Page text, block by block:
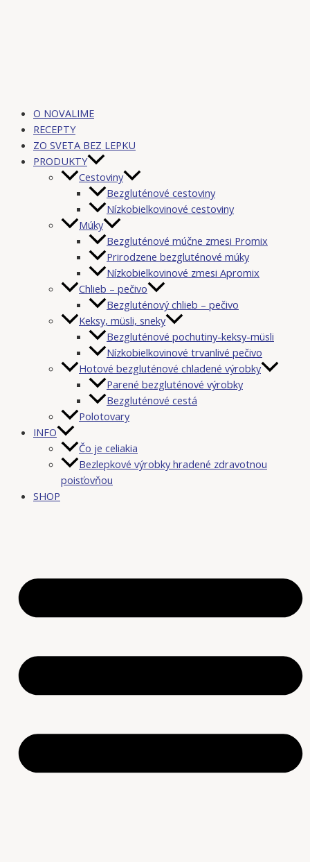
O NOVALIME
RECEPTY
ZO SVETA BEZ LEPKU
PRODUKTY
Cestoviny
Bezgluténové cestoviny
Nízkobielkovinové cestoviny
Múky
Bezgluténové múčne zmesi Promix
Prirodzene bezgluténové múky
Nízkobielkovinové zmesi Apromix
Chlieb – pečivo
Bezgluténový chlieb – pečivo
Keksy, müsli, sneky
Bezgluténové pochutiny-keksy-müsli
Nízkobielkovinové trvanlivé pečivo
Hotové bezgluténové chladené výrobky
Parené bezgluténové výrobky
Bezgluténové cestá
Polotovary
INFO
Čo je celiakia
Bezlepkové výrobky hradené zdravotnou
poisťovňou
SHOP